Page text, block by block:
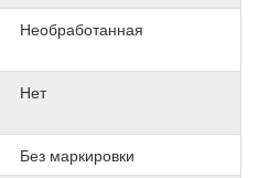
Необработанная
Нет
Без маркировки